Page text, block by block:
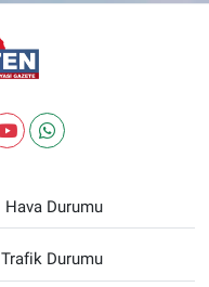
Hava Durumu
Trafik Durumu